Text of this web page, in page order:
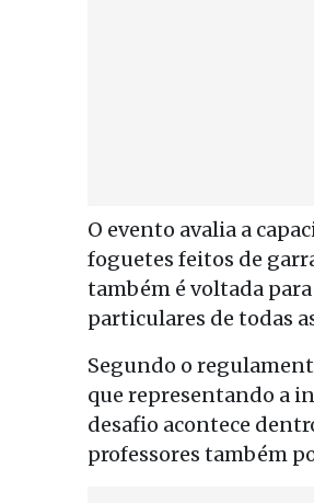
O evento avalia a
foguetes feitos de
também é voltada
particulares de todas
Segundo o
que representando a
desafio acontece
professores também